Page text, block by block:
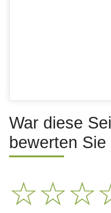
War diese
bewerten
☆☆☆